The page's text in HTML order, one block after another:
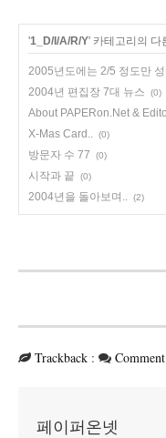
'1_D/I/A/R/Y' 카테고리의 다
2005년도에는 2/5 정도만
2004년 편집장 7대 뉴스 (0)
About PAPERon.Net &
X-Mas Card.. (0)
방문자 수 77 (0)
시작과 끝 (0)
2004년을 돌아보며.. (2)
Trackback : Comment
페이퍼온넷